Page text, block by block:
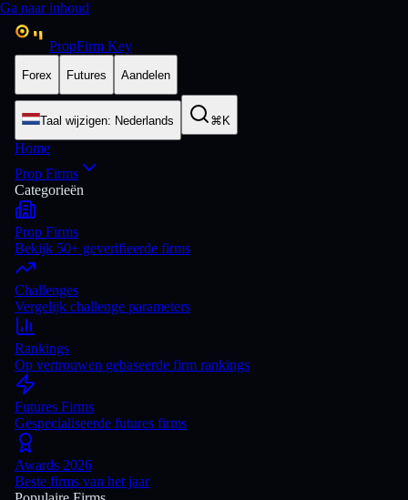
Ga naar inhoud
PropFirm Key
Forex Futures Aandelen
Taal wijzigen: Nederlands ⌘K
Home
Prop Firms
Categorieën
Prop Firms
Bekijk 50+ geverifieerde firms
Challenges
Vergelijk challenge parameters
Rankings
Op vertrouwen gebaseerde firm rankings
Futures Firms
Gespecialiseerde futures firms
Awards 2026
Beste firms van het jaar